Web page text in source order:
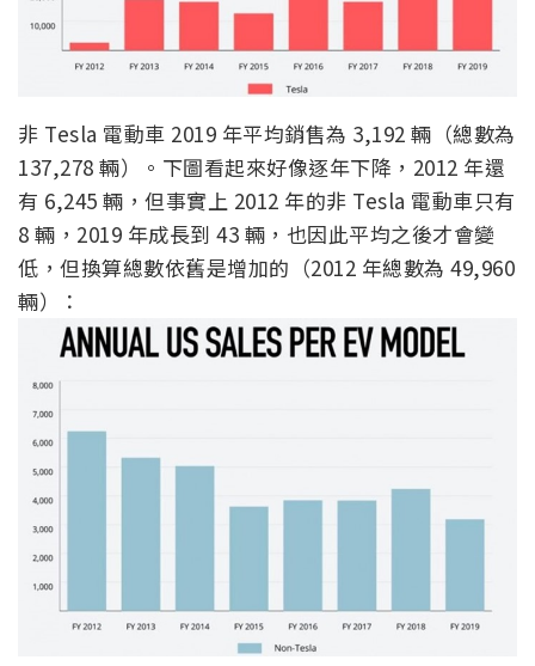
非 Tesla 電動車 2019 年平均銷售為 3,192 輛（總數為
137,278 輛）。下圖看起來好像逐年下降，2012 年還
有 6,245 輛，但事實上 2012 年的非 Tesla 電動車只有
8 輛，2019 年成長到 43 輛，也因此平均之後才會變
低，但換算總數依舊是增加的（2012 年總數為 49,960
輛）：